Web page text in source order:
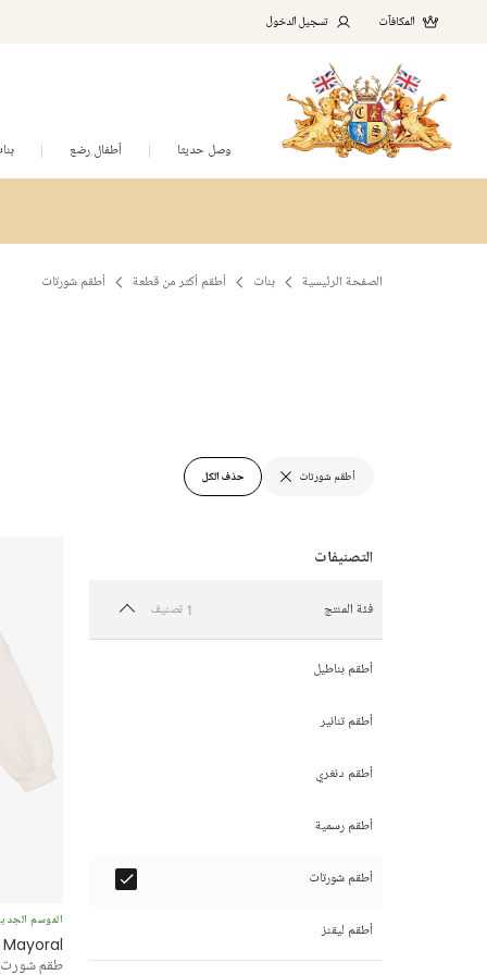
المكافآت تسجيل الدخول
وصل حديثا أطفال رضع
الصفحة الرئيسية بنات أطقم أكثر من قطعة أطقم شورتات
حذف الكل أطقم شورتات
فئة المنتج 1 تصنيف
أطقم بناطيل
أطقم تنانير
أطقم دنغري
أطقم رسمية
أطقم شورتات
أطقم ليقنز
الموسم
Mayoral
طقم شورت